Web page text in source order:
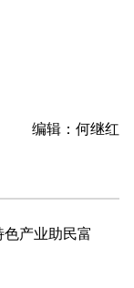
编辑：何继红
色产业助民富